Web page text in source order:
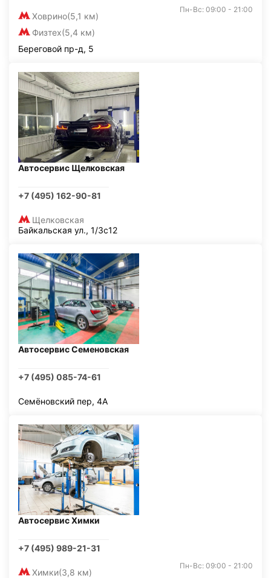
Ховрино(5,1 км)
Физтех(5,4 км)
Пн-Вс: 09:00 - 21:00
Береговой пр-д, 5
Автосервис Щелковская
+7 (495) 162-90-81
Щелковская
Байкальская ул., 1/3с12
Автосервис Семеновская
+7 (495) 085-74-61
Семёновский пер, 4А
Автосервис Химки
+7 (495) 989-21-31
Химки(3,8 км)
Пн-Вс: 09:00 - 21:00